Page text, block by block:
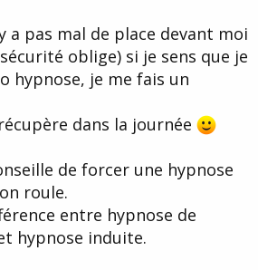
a pas mal de place devant moi
oblige) si je sens que je
hypnose, je me fais un
dans la journée
de forcer une hypnose
roule.
entre hypnose de
hypnose induite.